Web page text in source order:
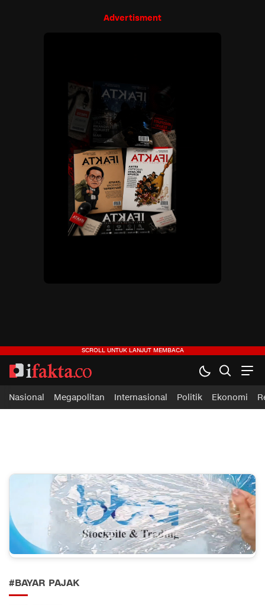
Advertisment
ifakta.co
#pastibenar
Nasional Megapolitan Internasional Politik Ekonomi
#BAYAR PAJAK